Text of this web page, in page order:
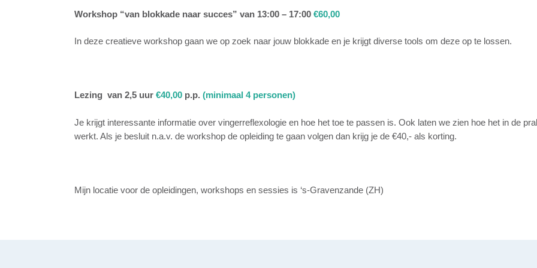
Workshop “van blokkade naar succes” van 13:00 – 17:00 €60,00
In deze creatieve workshop gaan we op zoek naar jouw blokkade en je krijgt diverse tools om deze op te lossen.
Lezing van 2,5 uur €40,00 p.p. (minimaal 4 personen)
Je krijgt interessante informatie over vingerreflexologie en hoe het toe te passen is. Ook laten we zien hoe het in de
werkt. Als je besluit n.a.v. de workshop de opleiding te gaan volgen dan krijg je de €40,- als korting.
Mijn locatie voor de opleidingen, workshops en sessies is ‘s-Gravenzande (ZH)